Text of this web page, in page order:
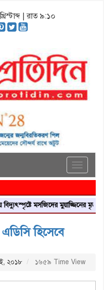
| রাত ৯:১০
Toggle
মসজিদের মুয়াজ্জিনের মৃত্যু
হিসেবে
২০১৮ ১৬৫৯ Time View